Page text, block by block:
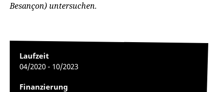
Besançon) untersuchen.
Laufzeit
04/2020 - 10/2023
Finanzierung